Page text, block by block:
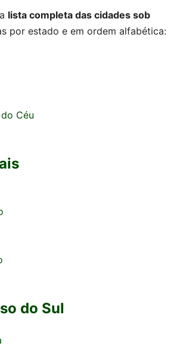
lista completa das cidades sob
por estado e em ordem alfabética:
Céu
do Sul